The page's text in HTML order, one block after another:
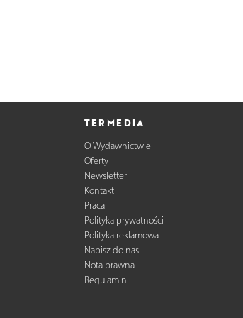
TERMEDIA
O Wydawnictwie
Oferty
Newsletter
Kontakt
Praca
Polityka prywatności
Polityka reklamowa
Napisz do nas
Nota prawna
Regulamin